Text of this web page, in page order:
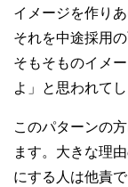
イメージを作り
それを中途採用
そもそものイメ
よ」と思われてし
このパターンの
ます。大きな理
にする人は他責